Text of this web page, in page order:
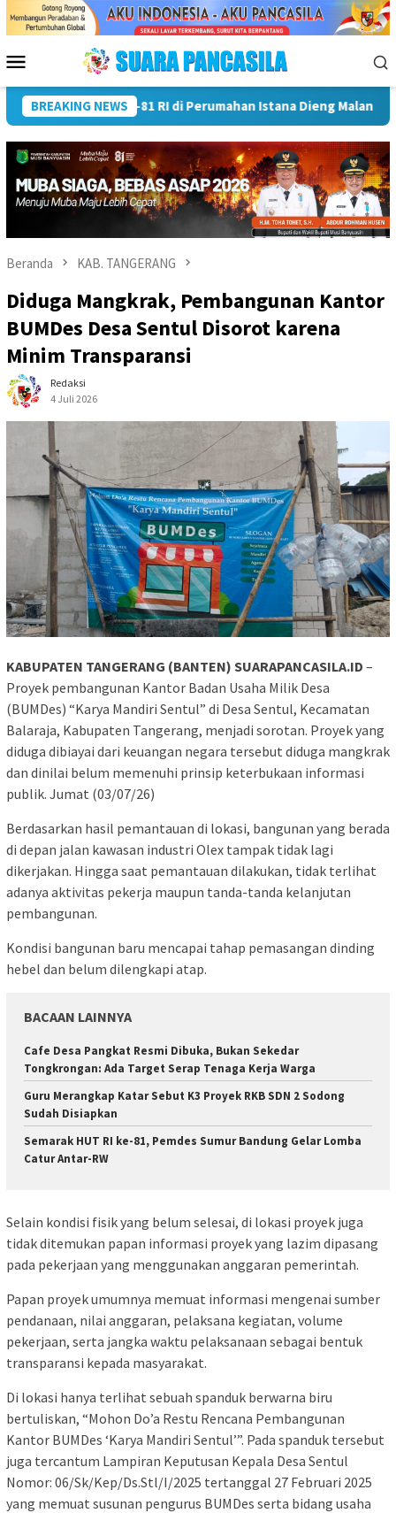
Menu
Mobile
BREAKING NEWS
Lubuk Linggau Kukuhkan Pramuka Garuda dan Lepas Peserta
Beranda KAB. TANGERANG
Diduga Mangkrak, Pembangunan Kantor
BUMDes Desa Sentul Disorot karena
Minim Transparansi
Redaksi
4 Juli 2026
KABUPATEN TANGERANG (BANTEN) SUARAPANCASILA.ID –
Proyek pembangunan Kantor Badan Usaha Milik Desa
(BUMDes) “Karya Mandiri Sentul” di Desa Sentul, Kecamatan
Balaraja, Kabupaten Tangerang, menjadi sorotan. Proyek yang
diduga dibiayai dari keuangan negara tersebut diduga mangkrak
dan dinilai belum memenuhi prinsip keterbukaan informasi
publik. Jumat (03/07/26)
Berdasarkan hasil pemantauan di lokasi, bangunan yang berada
di depan jalan kawasan industri Olex tampak tidak lagi
dikerjakan. Hingga saat pemantauan dilakukan, tidak terlihat
adanya aktivitas pekerja maupun tanda-tanda kelanjutan
pembangunan.
Kondisi bangunan baru mencapai tahap pemasangan dinding
hebel dan belum dilengkapi atap.
BACAAN LAINNYA
Cafe Desa Pangkat Resmi Dibuka, Bukan Sekedar
Tongkrongan: Ada Target Serap Tenaga Kerja Warga
Guru Merangkap Katar Sebut K3 Proyek RKB SDN 2 Sodong
Sudah Disiapkan
Semarak HUT RI ke-81, Pemdes Sumur Bandung Gelar Lomba
Catur Antar-RW
Selain kondisi fisik yang belum selesai, di lokasi proyek juga
tidak ditemukan papan informasi proyek yang lazim dipasang
pada pekerjaan yang menggunakan anggaran pemerintah.
Papan proyek umumnya memuat informasi mengenai sumber
pendanaan, nilai anggaran, pelaksana kegiatan, volume
pekerjaan, serta jangka waktu pelaksanaan sebagai bentuk
transparansi kepada masyarakat.
Di lokasi hanya terlihat sebuah spanduk berwarna biru
bertuliskan, “Mohon Do’a Restu Rencana Pembangunan
Kantor BUMDes ‘Karya Mandiri Sentul’”. Pada spanduk tersebut
juga tercantum Lampiran Keputusan Kepala Desa Sentul
Nomor: 06/Sk/Kep/Ds.Stl/I/2025 tertanggal 27 Februari 2025
yang memuat susunan pengurus BUMDes serta bidang usaha